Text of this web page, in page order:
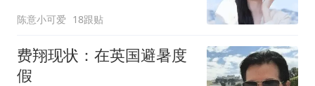
陈意小可爱 18跟贴
费翔现状：在英国避暑度
假